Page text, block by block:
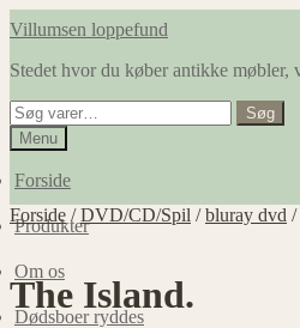
Spring
navigation
Spring
indhold
Villumsen loppefund
Stedet hvor du køber antikke møbler,
Søg
efter:
Søg
Menu
Forside
Produkter
Om os
Dødsboer ryddes
Forside /DVD/CD/Spil /bluray dvd /
The Island.